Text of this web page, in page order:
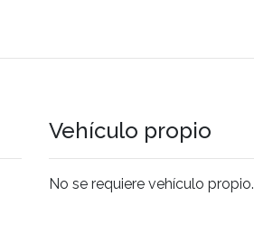
Vehículo propio
No se requiere vehículo propio.